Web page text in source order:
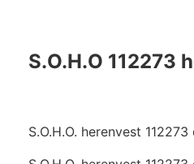
S.O.H.O 112273
S.O.H.O. herenvest